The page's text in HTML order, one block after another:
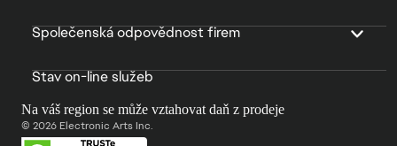
Společenská odpovědnost firem
Stav on-line služeb
Na váš region se může vztahovat daň z prodeje
© 2026 Electronic Arts Inc.